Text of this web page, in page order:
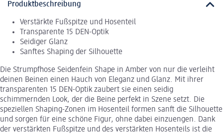
Produktbeschreibung
Verstärkte Fußspitze und Hosenteil
Transparente 15 DEN-Optik
Seidiger Glanz
Sanftes Shaping der Silhouette
Die Strumpfhose Seidenfein Shape in Amber von nur die verleiht
deinen Beinen einen Hauch von Eleganz und Glanz. Mit ihrer
transparenten 15 DEN-Optik zaubert sie einen seidig
schimmernden Look, der die Beine perfekt in Szene setzt. Die
speziellen Shaping-Zonen im Hosenteil formen sanft die Silhouette
und sorgen für eine schöne Figur, ohne dabei einzuengen. Dank
der verstärkten Fußspitze und des verstärkten Hosenteils ist die